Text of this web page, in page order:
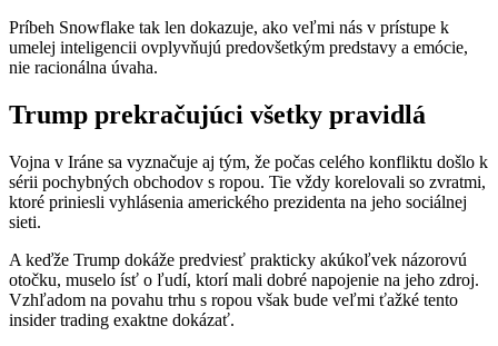
Príbeh Snowflake tak len dokazuje, ako veľmi nás v prístupe k
umelej inteligencii ovplyvňujú predovšetkým predstavy a emócie,
nie racionálna úvaha.
Trump prekračujúci všetky pravidlá
Vojna v Iráne sa vyznačuje aj tým, že počas celého konfliktu došlo k
sérii pochybných obchodov s ropou. Tie vždy korelovali so zvratmi,
ktoré priniesli vyhlásenia amerického prezidenta na jeho sociálnej
sieti.
A keďže Trump dokáže predviesť prakticky akúkoľvek názorovú
otočku, muselo ísť o ľudí, ktorí mali dobré napojenie na jeho zdroj.
Vzhľadom na povahu trhu s ropou však bude veľmi ťažké tento
insider trading exaktne dokázať.